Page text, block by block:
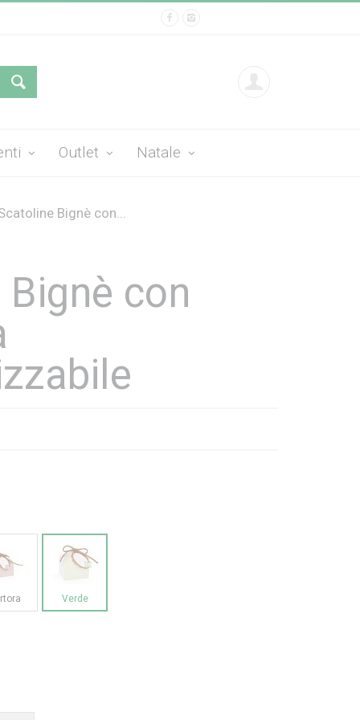
Outlet Natale
Bignè con...
con
Verde